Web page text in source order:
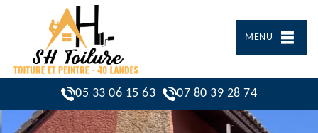
MENU
05 33 06 15 63 07 80 39 28 74